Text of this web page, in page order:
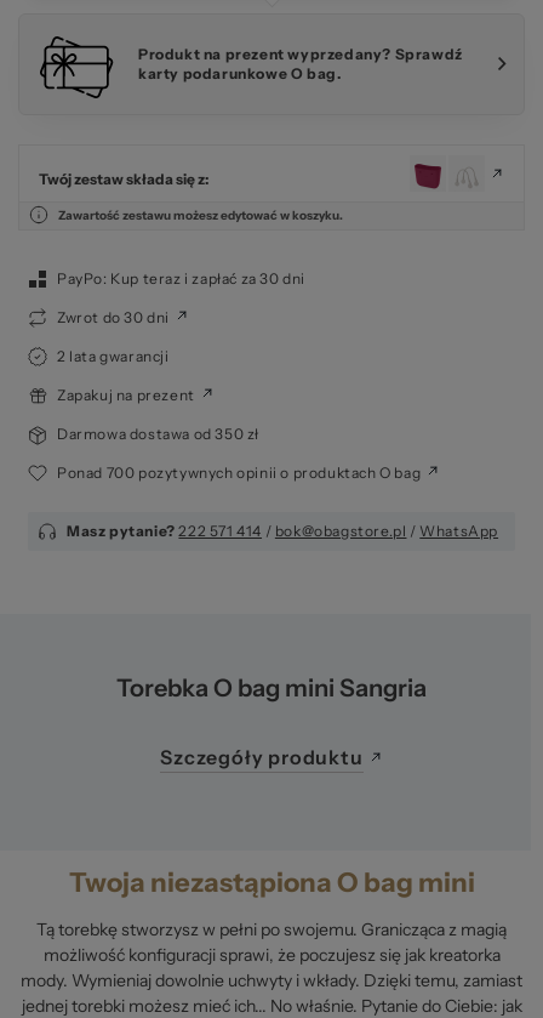
Produkt na prezent wyprzedany? Sprawdź
karty podarunkowe O bag.
Twój zestaw składa się z:
Zawartość zestawu możesz edytować w koszyku.
PayPo: Kup teraz i zapłać za 30 dni
Zwrot do 30 dni
2 lata gwarancji
Zapakuj na prezent
Darmowa dostawa od 350 zł
Ponad 700 pozytywnych opinii o produktach O bag
Masz pytanie? 222 571 414 / bok@obagstore.pl / WhatsApp
Twoja niezastąpiona O bag mini
Tą torebkę stworzysz w pełni po swojemu. Granicząca z magią
możliwość konfiguracji sprawi, że poczujesz się jak kreatorka
mody. Wymieniaj dowolnie uchwyty i wkłady. Dzięki temu, zamiast
jednej torebki możesz mieć ich... No właśnie. Pytanie do Ciebie: jak
Torebka O bag mini Sangria
Szczegóły produktu